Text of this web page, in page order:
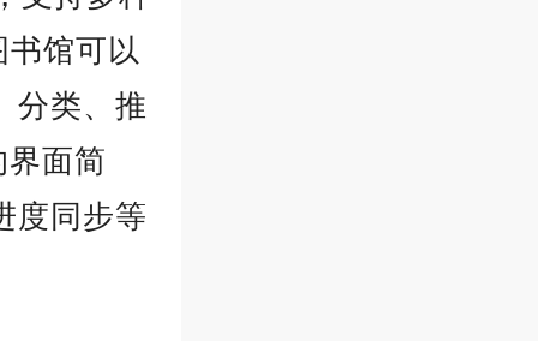
馆可以
分类、推
面简
度同步等